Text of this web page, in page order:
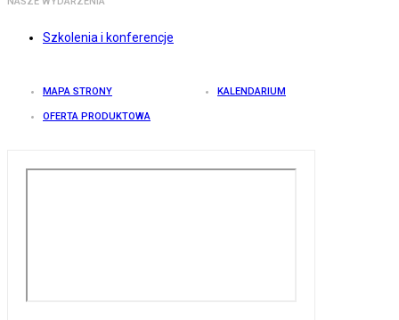
Szkolenia i konferencje
MAPA STRONY KALENDARIUM
OFERTA PRODUKTOWA